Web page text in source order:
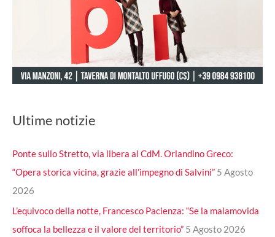
Ultime notizie
Ponte sullo Stretto, via libera al CdM. Orlandino Greco:
“Opera storica vicina, grazie all’impegno di Salvini” 5 Agosto
2026
L’equivoco della notte, Francesco Pacienza: “Se la malamovida
soffoca la bellezza e il valore del territorio” 5 Agosto 2026